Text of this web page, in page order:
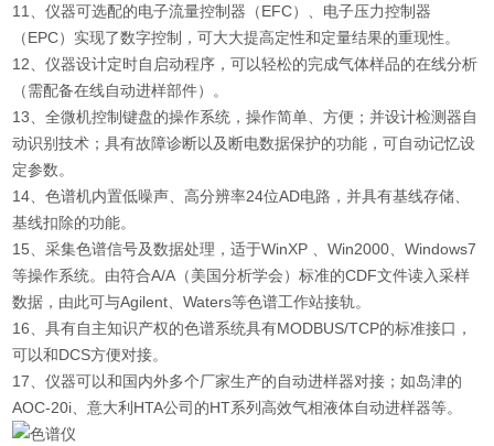
11、仪器可选配的电子流量控制器（EFC）、电子压力控制器
（EPC）实现了数字控制，可大大提高定性和定量结果的重现性。
12、仪器设计定时自启动程序，可以轻松的完成气体样品的在线分析
（需配备在线自动进样部件）。
13、全微机控制键盘的操作系统，操作简单、方便；并设计检测器自
动识别技术；具有故障诊断以及断电数据保护的功能，可自动记忆设
定参数。
14、色谱机内置低噪声、高分辨率24位AD电路，并具有基线存储、
基线扣除的功能。
15、采集色谱信号及数据处理，适于WinXP 、Win2000、Windows7
等操作系统。由符合A/A（美国分析学会）标准的CDF文件读入采样
数据，由此可与Agilent、Waters等色谱工作站接轨。
16、具有自主知识产权的色谱系统具有MODBUS/TCP的标准接口，
可以和DCS方便对接。
17、仪器可以和国内外多个厂家生产的自动进样器对接；如岛津的
AOC-20i、意大利HTA公司的HT系列高效气相液体自动进样器等。